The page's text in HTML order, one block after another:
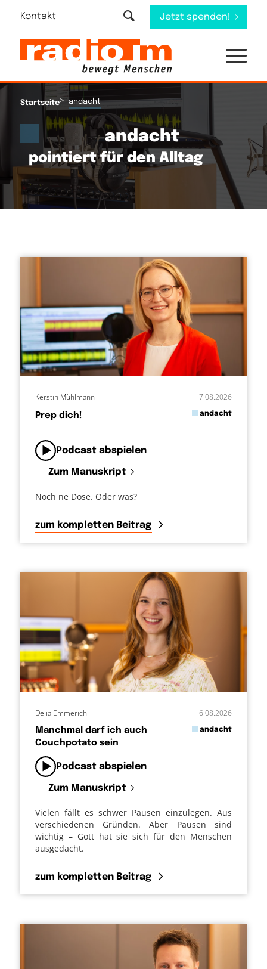
Kontakt Jetzt spenden!
Startseite> andacht
andacht
pointiert für den Alltag
Prep dich!
7.08.2026
inandacht
Kerstin Mühlmann
Podcast abspielen
Zum Manuskript
Noch ne Dose. Oder was?
zum kompletten Beitrag
Manchmal darf ich auch
Couchpotato sein
6.08.2026
inandacht
Delia Emmerich
Podcast abspielen
Zum Manuskript
Vielen fällt es schwer Pausen einzulegen. Aus
verschiedenen Gründen. Aber Pausen sind
wichtig – Gott hat sie sich für den Menschen
ausgedacht.
zum kompletten Beitrag